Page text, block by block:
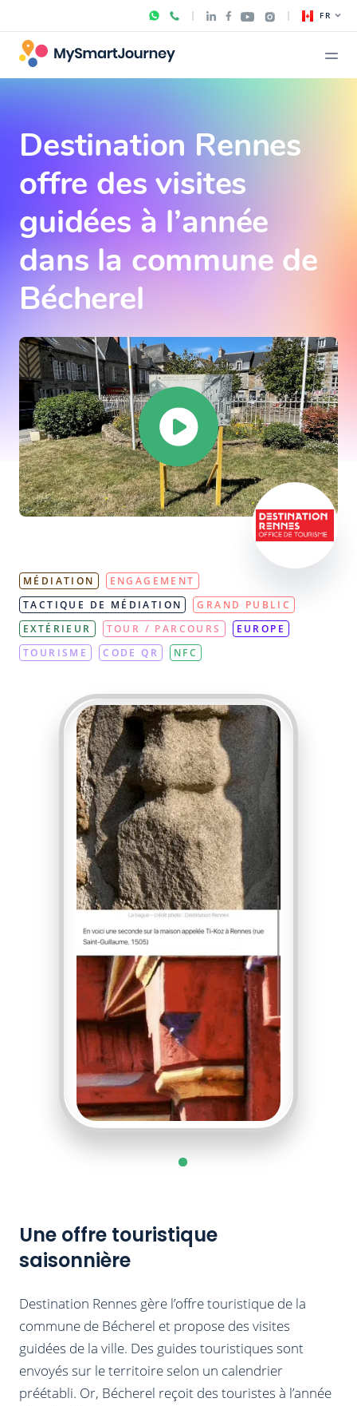
FR
Destination Rennes
offre des visites
guidées à l’année
dans la commune de
Bécherel
MÉDIATION
ENGAGEMENT
TACTIQUE DE MÉDIATION
GRAND PUBLIC
EXTÉRIEUR
TOUR / PARCOURS
EUROPE
TOURISME
CODE QR NFC
Une offre touristique
saisonnière
Destination Rennes gère l’offre touristique de la
commune de Bécherel et propose des visites
guidées de la ville. Des guides touristiques sont
envoyés sur le territoire selon un calendrier
préétabli. Or, Bécherel reçoit des touristes à l’année